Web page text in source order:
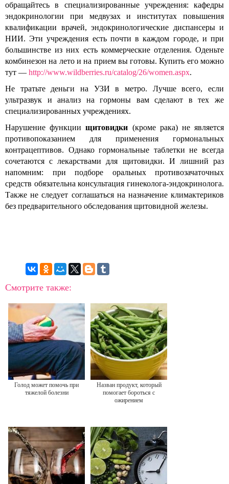
обращайтесь в специализированные учреждения: кафедры
эндокринологии при медвузах и институтах повышения
квалификации врачей, эндокринологические диспансеры и
НИИ. Эти учреждения есть почти в каждом городе, и при
большинстве из них есть коммерческие отделения. Оденьте
комбинезон на лето и на прием вы готовы. Купить его можно
тут — http://www.wildberries.ru/catalog/26/women.aspx.
Не тратьте деньги на УЗИ в метро. Лучше всего, если
ультразвук и анализ на гормоны вам сделают в тех же
специализированных учреждениях.
Нарушение функциищитовидки (кроме рака) не является
противопоказанием для применения гормональных
контрацептивов. Однако гормональные таблетки не всегда
сочетаются с лекарствами для щитовидки. И лишний раз
напомним: при подборе оральных противозачаточных
средств обязательна консультация гинеколога-эндокринолога.
Также не следует соглашаться на назначение климактериков
без предварительного обследования щитовидной железы.
Смотрите также:
Голод может помочь при
тяжелой болезни
Назван продукт, который
помогает бороться с
ожирением